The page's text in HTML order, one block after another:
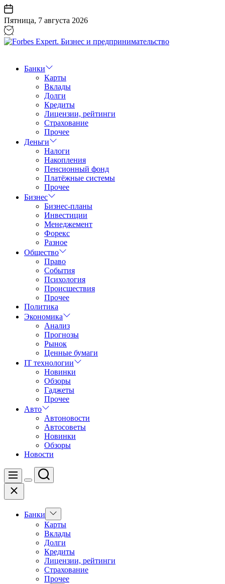
Перейти
к
содержанию
Пятница, 7 августа 2026
Бизнес
предпринимательство
Банки
Карты
Вклады
Долги
Кредиты
Лицензии, рейтинги
Страхование
Прочее
Деньги
Налоги
Накопления
Пенсионный фонд
Платёжные системы
Прочее
Бизнес
Бизнес-планы
Инвестиции
Менеджемент
Форекс
Разное
Общество
Право
События
Психология
Происшествия
Прочее
Политика
Экономика
Анализ
Прогнозы
Рынок
Ценные бумаги
IT технологии
Новинки
Обзоры
Гаджеты
Прочее
Авто
Автоновости
Автосоветы
Новинки
Обзоры
Новости
Меню
Цвет
Поиск
Закрыть
Банки
Показать
подменю
Карты
Вклады
Долги
Кредиты
Лицензии, рейтинги
Страхование
Прочее